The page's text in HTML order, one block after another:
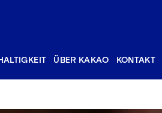
ÜBER KAKAO KONTAKT